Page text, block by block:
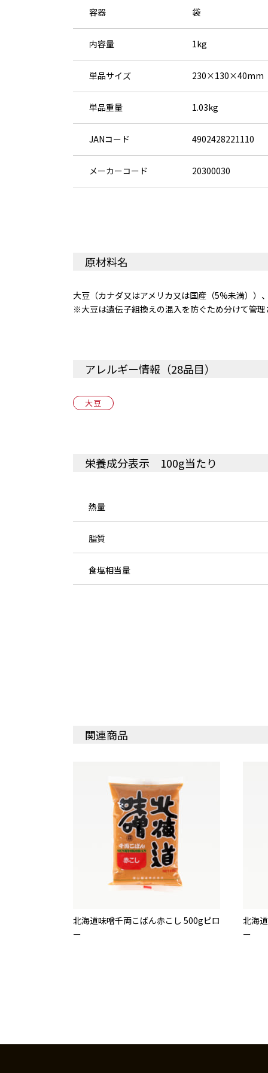
容器 袋
内容量 1kg
単品サイズ 230×130×40mm
単品重量 1.03kg
JANコード 4902428221110
メーカーコード 20300030
原材料名
大豆（カナダ又はアメリカ又は国産（5%未満））
※大豆は遺伝子組換えの混入を防ぐため分けて管
アレルギー情報（28品目）
大豆
栄養成分表示 100g当たり
熱量
脂質
食塩相当量
関連商品
北海道味噌千両こばん赤こし 500gピロ
ー
北海
ー